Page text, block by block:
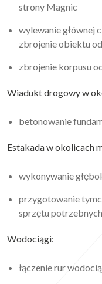
strony Magnic
wylewanie głównej
zbrojenie obiektu
zbrojenie korpusu
Wiadukt drogowy w
betonowanie
Estakada w okolicach
wykonywanie
przygotowanie
sprzętu
Wodociągi:
łączenie rur